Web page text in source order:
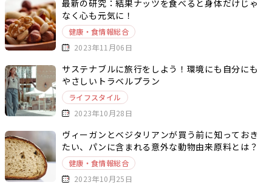
最新の研究：結果ナッツを食べると身体だけじゃ
なく心も元気に！
健康・食情報総合
2023年11月06日
サステナブルに旅行をしよう！環境にも自分にも
やさしいトラベルプラン
ライフスタイル
2023年10月28日
ヴィーガンとベジタリアンが買う前に知っておき
たい、パンに含まれる意外な動物由来原料とは？
健康・食情報総合
2023年10月25日